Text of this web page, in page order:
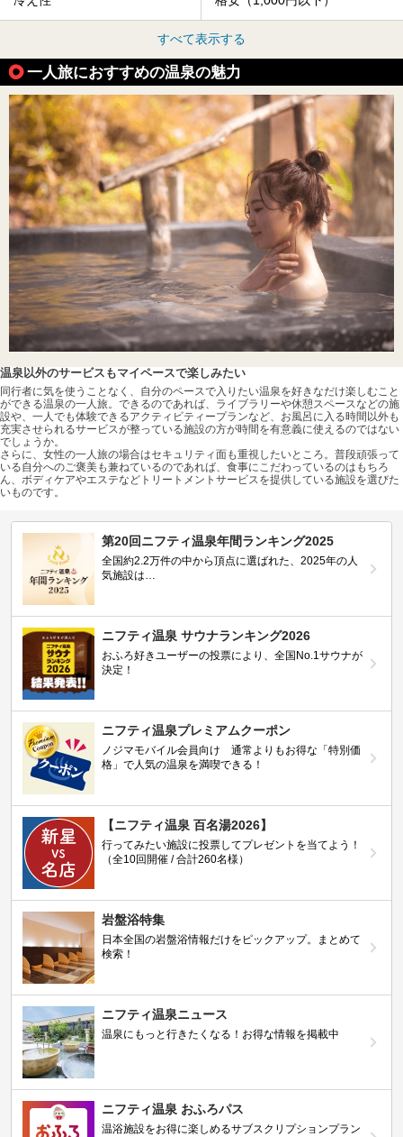
すべて表示する
一人旅におすすめの温泉の魅力
温泉以外のサービスもマイペースで楽しみたい
同行者に気を使うことなく、自分のペースで入りたい温泉を好きなだけ楽しむこと
ができる温泉の一人旅。できるのであれば、ライブラリーや休憩スペースなどの施
設や、一人でも体験できるアクティビティープランなど、お風呂に入る時間以外も
充実させられるサービスが整っている施設の方が時間を有意義に使えるのではない
でしょうか。
さらに、女性の一人旅の場合はセキュリティ面も重視したいところ。普段頑張って
いる自分へのご褒美も兼ねているのであれば、食事にこだわっているのはもちろ
ん、ボディケアやエステなどトリートメントサービスを提供している施設を選びた
いものです。
第20回ニフティ温泉年間ランキング2025
全国約2.2万件の中から頂点に選ばれた、2025年の人
気施設は…
ニフティ温泉 サウナランキング2026
おふろ好きユーザーの投票により、全国No.1サウナが
決定！
ニフティ温泉プレミアムクーポン
ノジマモバイル会員向け 通常よりもお得な「特別価
格」で人気の温泉を満喫できる！
【ニフティ温泉 百名湯2026】
行ってみたい施設に投票してプレゼントを当てよう！
（全10回開催 / 合計260名様）
岩盤浴特集
日本全国の岩盤浴情報だけをピックアップ。まとめて
検索！
ニフティ温泉ニュース
温泉にもっと行きたくなる！お得な情報を掲載中
ニフティ温泉 おふろパス
温浴施設をお得に楽しめるサブスクリプションプラン